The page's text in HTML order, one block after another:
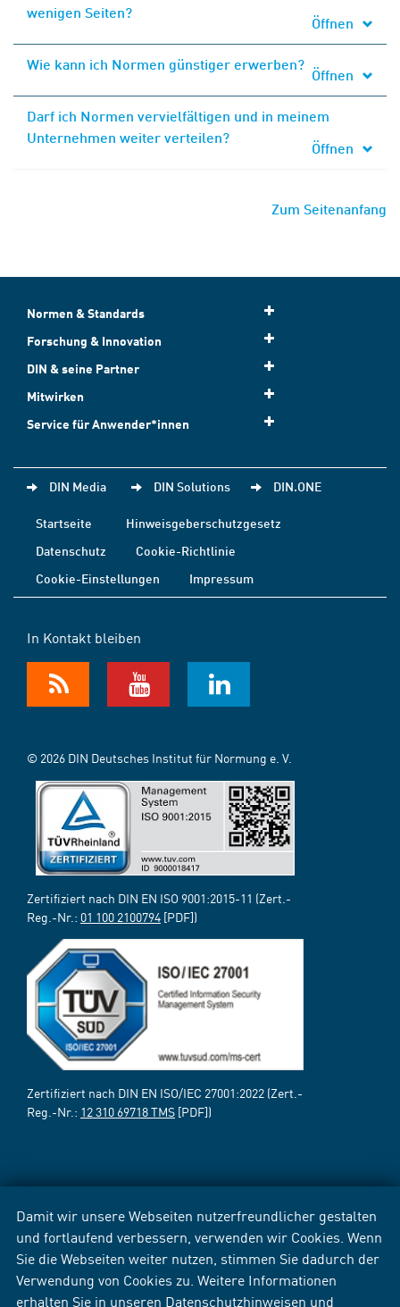
Damit wir unsere Webseiten nutzerfreundlicher gestalten
und fortlaufend verbessern, verwenden wir Cookies. Wenn
Sie die Webseiten weiter nutzen, stimmen Sie dadurch der
Verwendung von Cookies zu. Weitere Informationen
erhalten Sie in unseren Datenschutzhinweisen und
wenigen Seiten?
Öffnen
Wie kann ich Normen günstiger erwerben?
Öffnen
Darf ich Normen vervielfältigen und in meinem
Unternehmen weiter verteilen?
Öffnen
Zum Seitenanfang
Normen & Standards
Forschung & Innovation
DIN & seine Partner
Mitwirken
Service für Anwender*innen
DIN Media DIN Solutions DIN.ONE
Startseite
Hinweisgeberschutzgesetz
Datenschutz
Cookie-Richtlinie
Cookie-Einstellungen
Impressum
In Kontakt bleiben
© 2026 DIN Deutsches Institut für Normung e. V.
Zertifiziert nach DIN EN ISO 9001:2015-11 (Zert.-
Reg.-Nr.: 01 100 2100794 [PDF])
Zertifiziert nach DIN EN ISO/IEC 27001:2022 (Zert.-
Reg.-Nr.: 12 310 69718 TMS [PDF])